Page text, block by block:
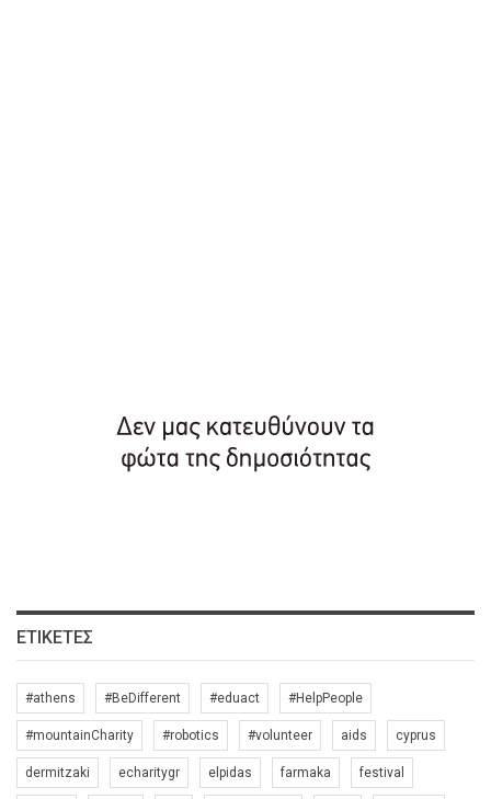
ΕΤΙΚΈΤΕΣ
#athens #BeDifferent #eduact #HelpPeople
#mountainCharity #robotics #volunteer aids cyprus
dermitzaki echaritygr elpidas farmaka festival